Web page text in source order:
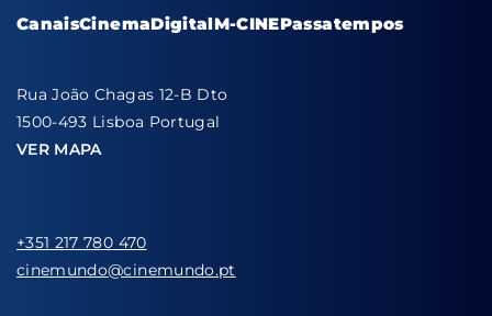
CanaisCinemaDigitalM-CINEPassatempos
Rua João Chagas 12-B Dto
1500-493 Lisboa Portugal
VER MAPA
+351 217 780 470
cinemundo@cinemundo.pt